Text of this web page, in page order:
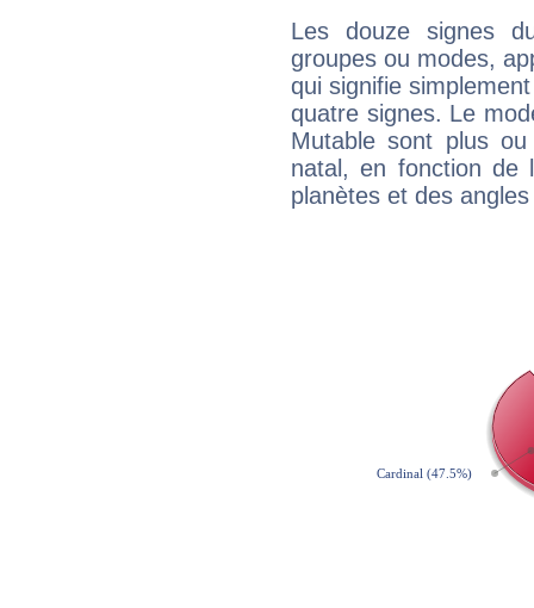
Les douze signes
groupes ou modes,
qui signifie
quatre signes. Le
Mutable sont plus
natal, en fonction de
planètes et des